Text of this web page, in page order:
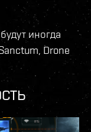
иногда
Drone